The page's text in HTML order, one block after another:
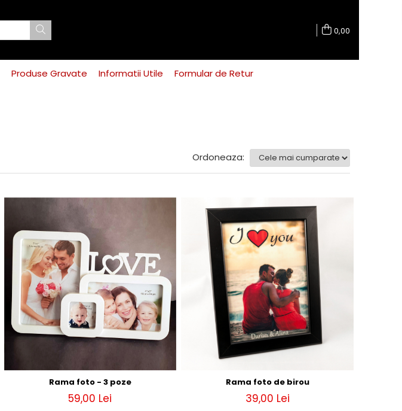
0,00
Produse Gravate Informatii Utile Formular de Retur
Ordoneaza:
Rama foto - 3 poze
59,00 Lei
Rama foto de birou
39,00 Lei